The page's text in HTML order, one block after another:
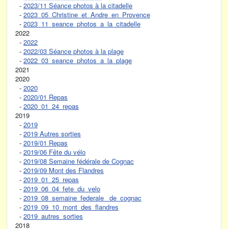
- 2023/11 Séance photos à la citadelle
- 2023_05_Christine_et_Andre_en_Provence
- 2023_11_seance_photos_a_la_citadelle
2022
- 2022
- 2022/03 Séance photos à la plage
- 2022_03_seance_photos_a_la_plage
2021
2020
- 2020
- 2020/01 Repas
- 2020_01_24_repas
2019
- 2019
- 2019 Autres sorties
- 2019/01 Repas
- 2019/06 Fête du vélo
- 2019/08 Semaine fédérale de Cognac
- 2019/09 Mont des Flandres
- 2019_01_25_repas
- 2019_06_04_fete_du_velo
- 2019_08_semaine_federale_ de_cognac
- 2019_09_10_mont_des_flandres
- 2019_autres_sorties
2018